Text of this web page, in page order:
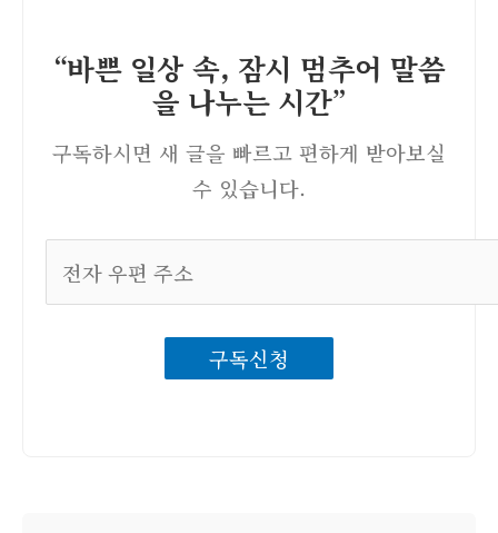
“바쁜 일상 속, 잠시 멈추어 말씀
을 나누는 시간”
구독하시면 새 글을 빠르고 편하게 받아보실
수 있습니다.
구독신청